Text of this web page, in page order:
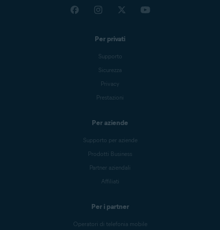
Per privati
Supporto
Sicurezza
Privacy
Prestazioni
Per aziende
Supporto per aziende
Prodotti Business
Partner aziendali
Affiliati
Per i partner
Operatori di telefonia mobile